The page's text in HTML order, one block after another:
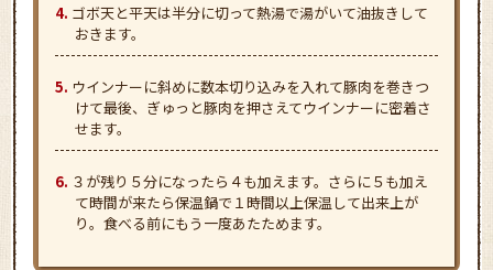
ゴボ天と平天は半分に切って熱湯で湯がいて油抜きして
おきます。
ウインナーに斜めに数本切り込みを入れて豚肉を巻きつ
けて最後、ぎゅっと豚肉を押さえてウインナーに密着さ
せます。
３が残り５分になったら４も加えます。さらに５も加え
て時間が来たら保温鍋で１時間以上保温して出来上が
り。食べる前にもう一度あたためます。